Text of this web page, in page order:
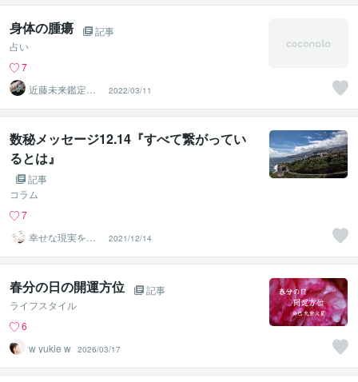
身体の腫瘍
記事
占い
7
近藤未来鑑定
近藤 光 【移転
済】
2022/03/11
数秘メッセージ12.14『すべて繋がってい
るとは』
記事
コラム
7
幸せな現実を育
むセラピストpo
nomeg
2021/12/14
春分の日の開運方位
記事
ライフスタイル
6
w yukie w 2026/03/17